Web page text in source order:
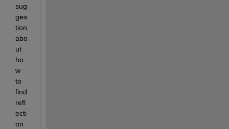
sug
ges
tion
abo
ut
ho
w
to
find
refl
ecti
on